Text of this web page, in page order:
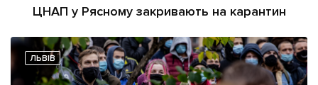
ЦНАП у Рясному закривають на карантин
ЛЬВІВ